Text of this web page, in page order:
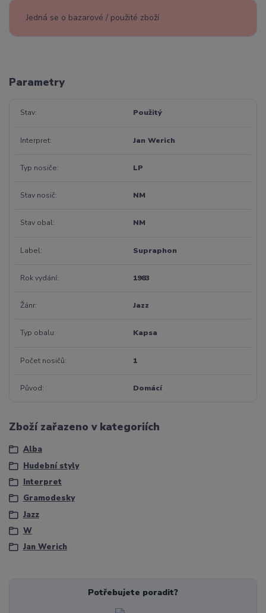
Jedná se o bazarové / použité zboží
Parametry
Stav Použitý
Interpret Jan Werich
Typ nosiče LP
Stav nosič NM
Stav obal NM
Label Supraphon
Rok vydání 1983
Žánr Jazz
Typ obalu Kapsa
Počet nosičů 1
Původ Domácí
Zboží zařazeno v kategoriích
Alba
Hudební styly
Interpret
Gramodesky
Jazz
W
Jan Werich
Potřebujete poradit?